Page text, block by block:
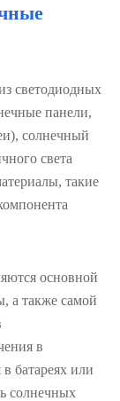
светодиодных
панели,
солнечный
света
такие
основной
а также самой
в
батареях или
солнечных